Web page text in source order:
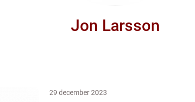
Jon Larsson
29 december 2023